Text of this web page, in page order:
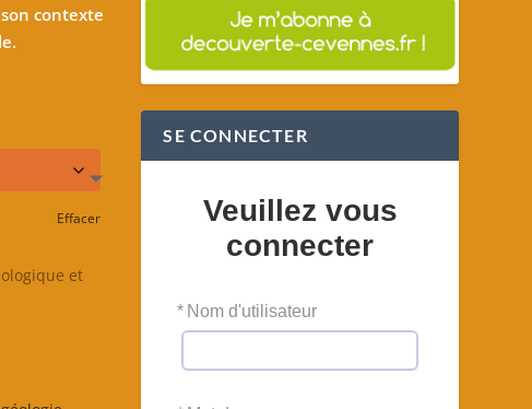
contexte
Effacer
et
SE CONNECTER
Veuillez vous
connecter
* Nom d'utilisateur